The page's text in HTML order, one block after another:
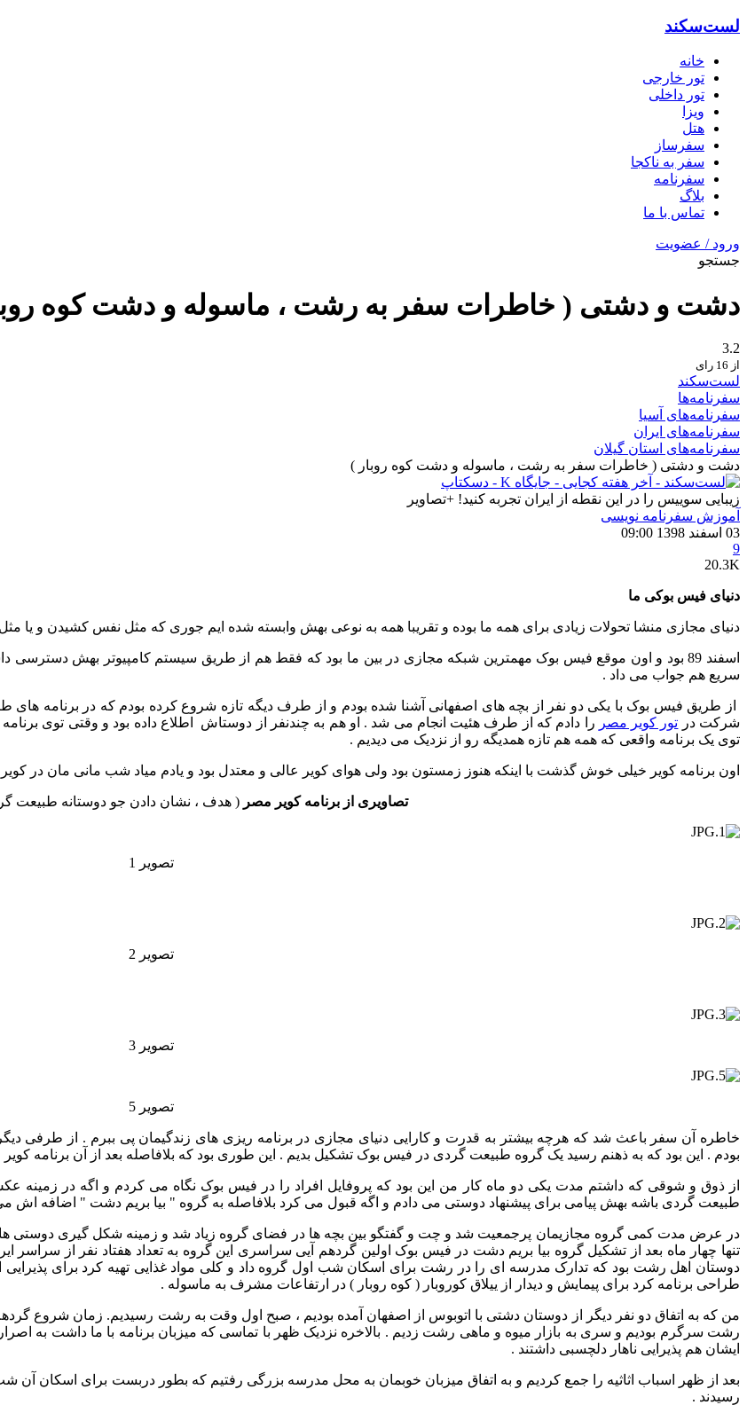
لست‌سکند
خانه
تور خارجی
تور داخلی
ویزا
هتل‌
سفرساز
سفر به ناکجا
سفرنامه
بلاگ
تماس با ما
ورود / عضویت
جستجو
دشت و دشتی ( خاطرات سفر به رشت ، ماسوله و دشت کوه
3.2
از 16 رای
لست‌سکند
سفرنامه‌ها
سفرنامه‌های آسیا
سفرنامه‌های ایران
سفرنامه‌های استان گیلان
دشت و دشتی ( خاطرات سفر به رشت ، ماسوله و دشت کوه روبار )
زیبایی سوییس را در این نقطه از ایران تجربه کنید! +تصاویر
آموزش سفرنامه‌ نویسی
03 اسفند 1398 09:00
9
20.3K
دنیای فیس بوکی ما
دنیای مجازی منشا تحولات زیادی برای همه ما بوده و تقریبا همه به نوعی بهش وابسته شده ایم جوری که مثل نفس کشیدن و
اسفند 89 بود و اون موقع فیس بوک مهمترین شبکه مجازی در بین ما بود که فقط هم از طریق سیستم کامپیوتر بهش دسترسی
سریع هم جواب می داد .
از طریق فیس بوک با یکی دو نفر از بچه های اصفهانی آشنا شده بودم و از طرف دیگه تازه شروع کرده بودم که در برنامه
شرکت در تور کویر مصر را دادم که از طرف هئیت انجام می شد . او هم به چندنفر از دوستاش اطلاع داده بود و وقتی توی
توی یک برنامه واقعی که همه هم تازه همدیگه رو از نزدیک می دیدیم .
اون برنامه کویر خیلی خوش گذشت با اینکه هنوز زمستون بود ولی هوای کویر عالی و معتدل بود و یادم میاد شب مانی مان
تصاویری از برنامه کویر مصر ( هدف ، نشان دادن جو دوستانه طبیعت
تصویر 1
تصویر 2
تصویر 3
تصویر 5
خاطره آن سفر باعث شد که هرچه بیشتر به قدرت و کارایی دنیای مجازی در برنامه ریزی های زندگیمان پی ببرم . از طرفی
بودم . این بود که به ذهنم رسید یک گروه طبیعت گردی در فیس بوک تشکیل بدیم . این طوری بود که بلافاصله بعد از آن برنامه
از ذوق و شوقی که داشتم مدت یکی دو ماه کار من این بود که پروفایل افراد را در فیس بوک نگاه می کردم و اگه در
طبیعت گردی باشه بهش پیامی برای پیشنهاد دوستی می دادم و اگه قبول می کرد بلافاصله به گروه " بیا بریم دشت " اضافه اش
در عرض مدت کمی گروه مجازیمان پرجمعیت شد و چت و گفتگو بین بچه ها در فضای گروه زیاد شد و زمینه شکل گیری دوستی
دوستان اهل رشت بود که تدارک مدرسه ای را در رشت برای اسکان شب اول گروه داد و کلی مواد غذایی تهیه کرد برای پذیرایی
طراحی برنامه کرد برای پیمایش و دیدار از ییلاق کوروبار ( کوه روبار ) در ارتفاعات مشرف به ماسوله .
من که به اتفاق دو نفر دیگر از دوستان دشتی با اتوبوس از اصفهان آمده بودیم ، صبح اول وقت به رشت رسیدیم. زمان شروع
رشت سرگرم بودیم و سری به بازار میوه و ماهی رشت زدیم . بالاخره نزدیک ظهر با تماسی که میزبان برنامه با ما داشت به
ایشان هم پذیرایی ناهار دلچسبی داشتند .
بعد از ظهر اسباب اثاثیه را جمع کردیم و به اتفاق میزبان خوبمان به محل مدرسه بزرگی رفتیم که بطور دربست برای اسکان آن
رسیدند .